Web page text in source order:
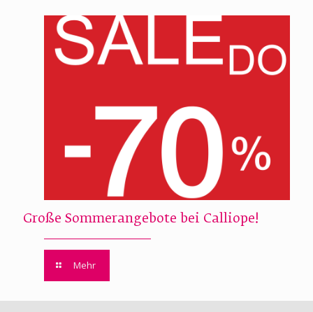
Große Sommerangebote bei Calliope!
Mehr